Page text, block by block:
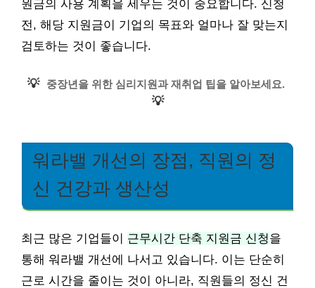
원금의 사용 계획을 세우는 것이 중요합니다. 신청
전, 해당 지원금이 기업의 목표와 얼마나 잘 맞는지
검토하는 것이 좋습니다.
💡 중장년을 위한 심리지원과 재취업 팁을 알아보세요.
💡
워라밸 개선의 장점, 직원의 정
신 건강과 생산성
최근 많은 기업들이 근무시간 단축 지원금 신청을
통해 워라밸 개선에 나서고 있습니다. 이는 단순히
근로 시간을 줄이는 것이 아니라, 직원들의 정신 건